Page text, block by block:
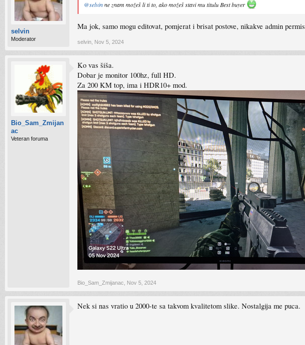
selvin
Moderator
@selvinne znam možeš li ti to, ako možeš stavi mu titulu Best buyer
Ma jok, samo mogu editovat, pomjerat i brisat postove, nikakve admin
selvin Nov 5, 2024
Bio_Sam_Zmijan
ac
Veteran foruma
Ko vas šiša.
Dobar je monitor 100hz, full HD.
Za 200 KM top, ima i HDR10+ mod.
Bio_Sam_Zmijanac Nov 5, 2024
Nek si nas vratio u 2000-te sa takvom kvalitetom slike. Nostalgija me puca.